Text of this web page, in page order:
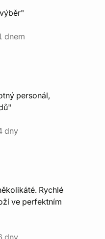
dnem
personál,
dny
Rychlé
ve perfektním
dny